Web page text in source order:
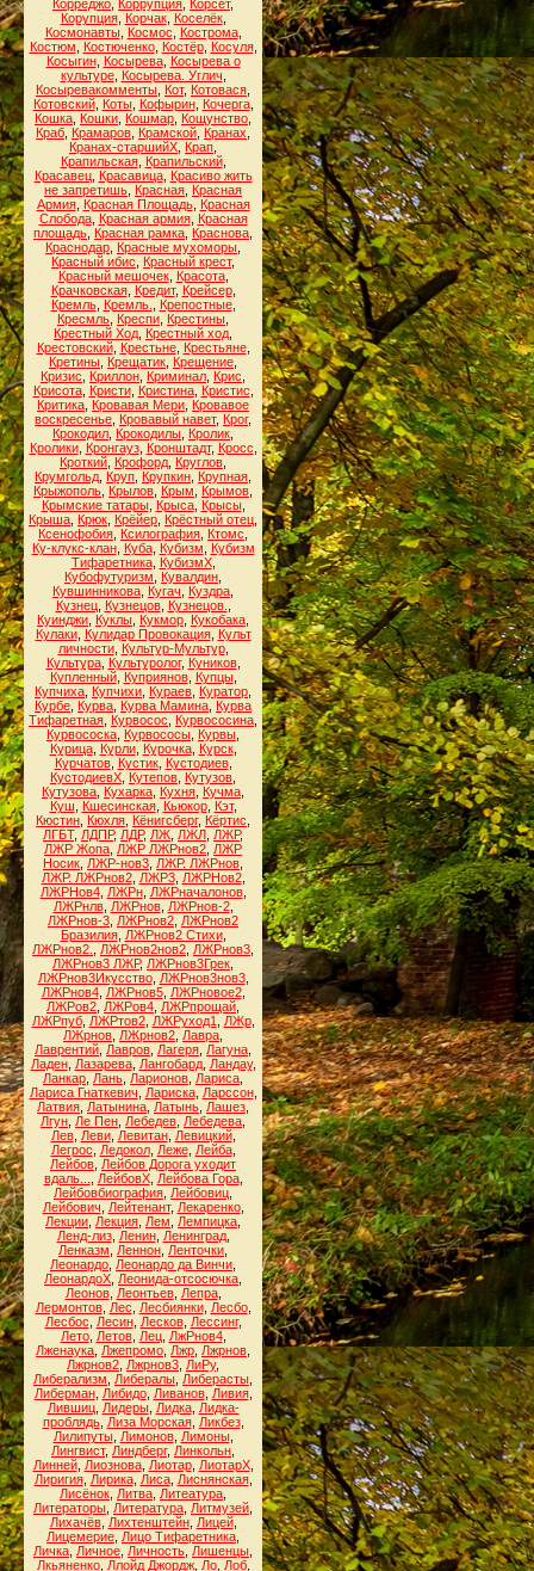
Корреджо Коррупция Корсет,
Корупция, Корчак, Коселёк,
Космонавты, Космос Кострома,
Костюм
Костюченко, Костёр, Косуля,
Косыгин, Косырева, Косырева о
культуре, Косырева. Углич
Косыревакомменты Кот, Котовася
Котовский, Коты, Кофырин, Кочерга,
Кошка Кошки Кошмар Кощунство
Краб Крамаров Крамской Кранах
Кранах-старшийХ Крап
Крапильская, Крапильский,
Красавец, Красавица, Красиво жить
не запретишь Красная Красная
Армия, Красная Площадь, Красная
Слобода, Красная армия, Красная
площадь Красная рамка Краснова
Краснодар Красные мухоморы
Красный ибис
Красный крест,
Красный мешочек, Красота,
Крачковская, Кредит, Крейсер,
Кремль, Кремль. Крепостные,
Кресмль Креспи Крестины
Крестный Ход Крестный ход
Крестовский, Крестьне, Крестьяне,
Кретины Крещатик Крещение
Кризис
Криллон Криминал Крис
Крисота, Кристи, Кристина, Кристис
Критика Кровавая Мери Кровавое
воскресенье Кровавый навет, Крог,
Крокодил Крокодилы Кролик
Кролики, Кронгауз, Кронштадт, Кросс
Кроткий Крофорд Круглов
Крумгольд Круп Крупкин Крупная
Крыжополь Крылов Крым Крымов
Крымские татары, Крыса, Крысы,
Крыша Крюк Крёйер Крёстный отец
Ксенофобия Ксилография Ктомс
Ку-клукс-клан, Куба, Кубизм
Кубизм
Тифаретника, КубизмХ,
Кубофутуризм
Кувалдин
Кувшинникова Кугач Куздра
Кузнец, Кузнецов, Кузнецов.
Куинджи Куклы Кукмор Кукобака
Кулаки, Кулидар Провокация, Культ
личности, Культур-Мультур,
Культура, Культуролог, Куников,
Купленный, Куприянов, Купцы,
Купчиха Купчихи Кураев Куратор
Курбе Курва Курва Мамина Курва
Тифаретная Курвосос Курвососина
Курвососка Курвососы Курвы
Курица, Курли, Курочка, Курск,
Курчатов, Кустик, Кустодиев,
КустодиевХ Кутепов Кутузов
Кутузова Кухарка Кухня Кучма
Куш
Кшесинская, Кьюкор, Кэт,
Кюстин Кюхля Кёнигсберг, Кёртис
ЛГБТ, ЛДПР, ЛДР, ЛЖ ЛЖЛ ЛЖР,
ЛЖР Жопа ЛЖР ЛЖРнов2 ЛЖР
Носик ЛЖР-нов3 ЛЖР. ЛЖРнов
ЛЖР. ЛЖРнов2, ЛЖР3, ЛЖРНов2,
ЛЖРНов4, ЛЖРн, ЛЖРначалонов,
ЛЖРнлв, ЛЖРнов, ЛЖРнов-2,
ЛЖРнов-3 ЛЖРнов2 ЛЖРнов2
Бразилия, ЛЖРнов2 Стихи,
ЛЖРнов2.
ЛЖРнов2нов2 ЛЖРнов3
ЛЖРнов3 ЛЖР, ЛЖРнов3Грек
ЛЖРнов3Икусство, ЛЖРнов3нов3,
ЛЖРнов4, ЛЖРнов5, ЛЖРновое2,
ЛЖРов2 ЛЖРов4 ЛЖРпрощай
ЛЖРпуб, ЛЖРтов2, ЛЖРуход1 ЛЖр,
ЛЖрнов ЛЖрнов2 Лавра
Лаврентий Лавров Лагеря Лагуна
Ладен, Лазарева, Лангобард, Ландау,
Ланкар Лань Ларионов Лариса
Лариса Гнаткевич
Лариска, Ларссон,
Латвия Латынина Латынь Лашез
Лгун Ле Пен Лебедев Лебедева
Лев, Леви, Левитан, Левицкий,
Легрос
Ледокол, Леже, Лейба,
Лейбов Лейбов Дорога уходит
вдаль...
ЛейбовХ, Лейбова Гора,
Лейбовбиография Лейбовиц
Лейбович
Лейтенант, Лекаренко,
Лекции Лекция Лем Лемпицка
Ленд-лиз, Ленин, Ленинград,
Ленказм
Леннон Ленточки
Леонардо Леонардо да Винчи
ЛеонардоХ Леонида-отсосючка
Леонов, Леонтьев, Лепра,
Лермонтов, Лес Лесбиянки, Лесбо,
Лесбос
Лесин, Лесков, Лессинг,
Лето, Летов, Лец, ЛжРнов4,
Лженаука Лжепромо Лжр Лжрнов
Лжрнов2 Лжрнов3 ЛиРу,
Либерализм
Либералы Либерасты
Либерман, Либидо, Ливанов, Ливия,
Лившиц, Лидеры, Лидка, Лидка-
проблядь, Лиза Морская, Ликбез,
Лилипуты, Лимонов, Лимоны,
Лингвист, Линдберг, Линкольн
Линней, Лиознова, Лиотар, ЛиотарХ,
Лиригия, Лирика, Лиса, Лиснянская,
Лисёнок Литва Литеатура
Литераторы Литература Литмузей
Лихачёв, Лихтенштейн, Лицей,
Лицемерие Лицо Тифаретника
Личка Личное Личность Лишенцы
Лкьяненко, Ллойд Джордж, Ло, Лоб,